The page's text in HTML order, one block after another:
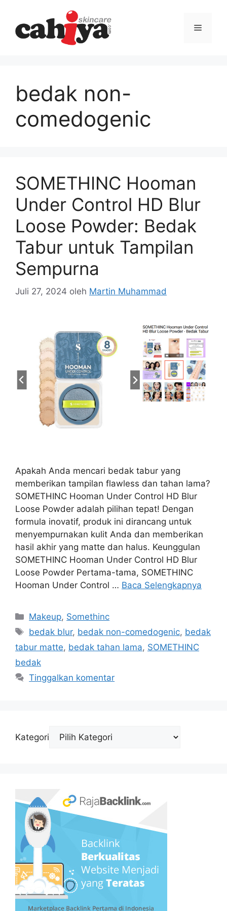
Menu
bedak non-
comedogenic
SOMETHINC Hooman
Under Control HD Blur
Loose Powder: Bedak
Tabur untuk Tampilan
Sempurna
Juli 27, 2024 oleh Martin Muhammad
Apakah Anda mencari bedak tabur yang
memberikan tampilan flawless dan tahan lama?
SOMETHINC Hooman Under Control HD Blur
Loose Powder adalah pilihan tepat! Dengan
formula inovatif, produk ini dirancang untuk
menyempurnakan kulit Anda dan memberikan
hasil akhir yang matte dan halus. Keunggulan
SOMETHINC Hooman Under Control HD Blur
Loose Powder Pertama-tama, SOMETHINC
Hooman Under Control … Baca Selengkapnya
Kategori
Makeup, Somethinc
Tag
bedak blur, bedak non-comedogenic, bedak
tabur matte, bedak tahan lama, SOMETHINC
bedak
Tinggalkan komentar
Kategori